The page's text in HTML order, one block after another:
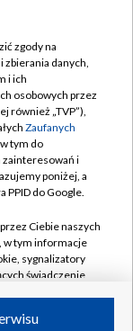
zgody na
zbierania danych,
i ich
osobowych przez
również „TVP”),
Zaufanych
tym do
zainteresowań i
poniżej, a
PPID do Google.
Ciebie naszych
w tym informacje
sygnalizatory
świadczenie